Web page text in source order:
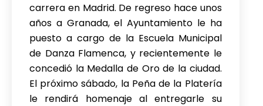
carrera en Madrid. De regreso hace unos
años a Granada, el Ayuntamiento le ha
puesto a cargo de la Escuela Municipal
de Danza Flamenca, y recientemente le
concedió la Medalla de Oro de la ciudad.
El próximo sábado, la Peña de la Platería
le rendirá homenaje al entregarle su